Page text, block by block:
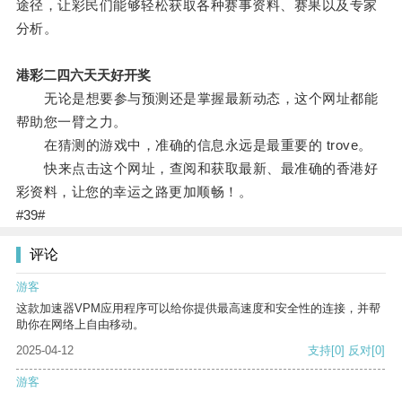
途径，让彩民们能够轻松获取各种赛事资料、赛果以及专家
分析。
港彩二四六天天好开奖
无论是想要参与预测还是掌握最新动态，这个网址都能
帮助您一臂之力。
在猜测的游戏中，准确的信息永远是最重要的 trove。
快来点击这个网址，查阅和获取最新、最准确的香港好
彩资料，让您的幸运之路更加顺畅！。
#39#
评论
游客
这款加速器VPM应用程序可以给你提供最高速度和安全性的连接，并帮
助你在网络上自由移动。
2025-04-12
支持[0] 反对[0]
游客